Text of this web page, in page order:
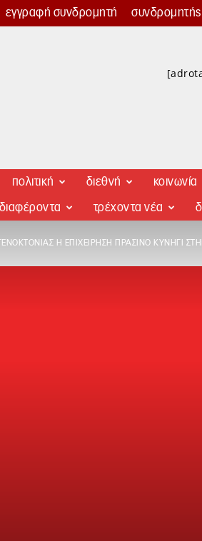
εγγραφή συνδρομητή συνδρομητής
πολιτική διεθνή κοινωνία
τρέχοντα νέα
Η ΕΠΙΧΕΊΡΗΣΗ ΠΡΆΣΙΝΟ ΚΥΝΉΓΙ